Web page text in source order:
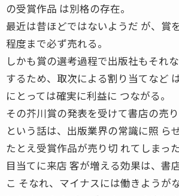
の受賞作品 は別格の存在。
最近は昔ほどではないようだ が、賞
程度まで必ず売れる。
しかも賞の選考過程で出版社もそれ
するため、取次による割り当てなど
にとっては確実に利益に つながる。
その芥川賞の発表を受けて書店の売
という話は、出版業界の常識に照 ら
たとえ受賞作品が売り切 れてしまっ
目当てに来店 客が増える効果は、書
こ そなれ、マイナスには働きようがな